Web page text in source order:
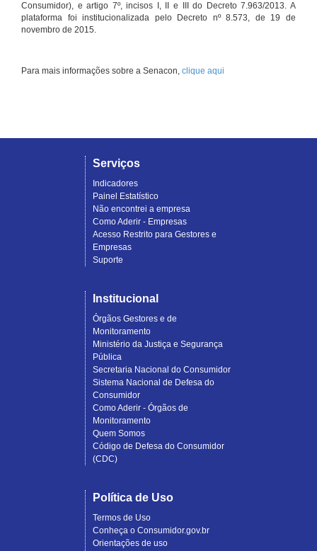
Consumidor), e artigo 7º, incisos I, II e III do Decreto 7.963/2013. A
plataforma foi institucionalizada pelo Decreto nº 8.573, de 19 de
novembro de 2015.
Para mais informações sobre a Senacon, clique aqui
Serviços
Indicadores
Painel Estatístico
Não encontrei a empresa
Como Aderir - Empresas
Acesso Restrito para Gestores e
Empresas
Suporte
Institucional
Órgãos Gestores e de
Monitoramento
Ministério da Justiça e Segurança
Pública
Secretaria Nacional do Consumidor
Sistema Nacional de Defesa do
Consumidor
Como Aderir - Órgãos de
Monitoramento
Quem Somos
Código de Defesa do Consumidor
(CDC)
Política de Uso
Termos de Uso
Conheça o Consumidor.gov.br
Orientações de uso